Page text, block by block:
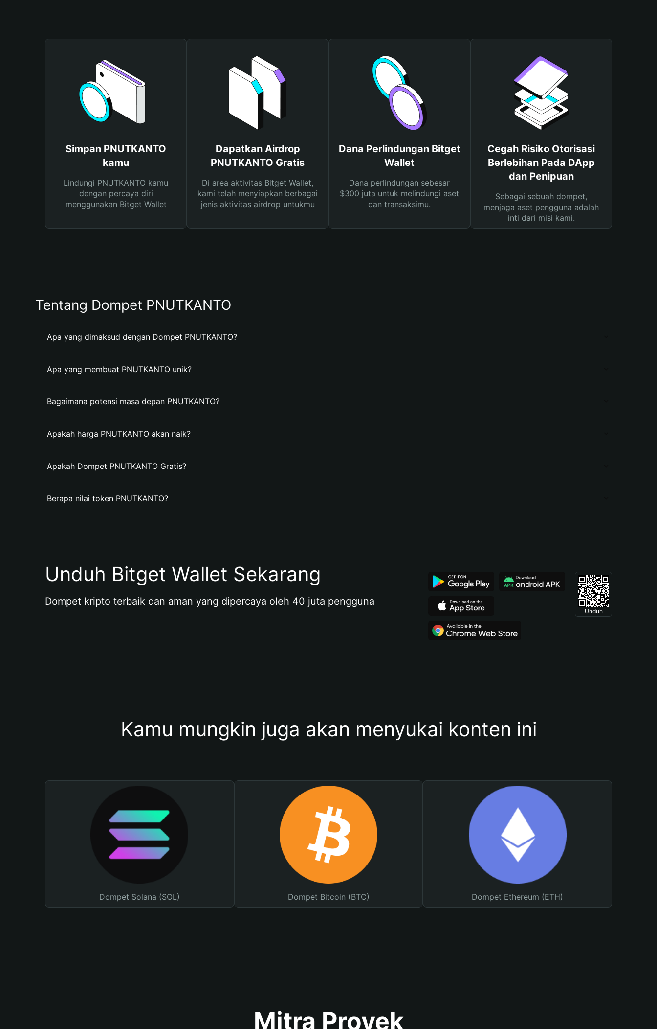
Simpan PNUTKANTO
kamu
Lindungi PNUTKANTO kamu
dengan percaya diri
menggunakan Bitget Wallet
Dapatkan Airdrop
PNUTKANTO Gratis
Di area aktivitas Bitget Wallet,
kami telah menyiapkan berbagai
jenis aktivitas airdrop untukmu
Dana Perlindungan Bitget
Wallet
Dana perlindungan sebesar
$300 juta untuk melindungi aset
dan transaksimu.
Cegah Risiko Otorisasi
Berlebihan Pada DApp
dan Penipuan
Sebagai sebuah dompet,
menjaga aset pengguna adalah
inti dari misi kami.
Tentang Dompet PNUTKANTO
Apa yang dimaksud dengan Dompet PNUTKANTO?
Apa yang membuat PNUTKANTO unik?
Bagaimana potensi masa depan PNUTKANTO?
Apakah harga PNUTKANTO akan naik?
Apakah Dompet PNUTKANTO Gratis?
Berapa nilai token PNUTKANTO?
Unduh Bitget Wallet Sekarang
Dompet kripto terbaik dan aman yang dipercaya oleh 40 juta pengguna
Unduh
Kamu mungkin juga akan menyukai konten ini
Dompet Solana (SOL) Dompet Bitcoin (BTC) Dompet Ethereum (ETH)
Mitra Proyek